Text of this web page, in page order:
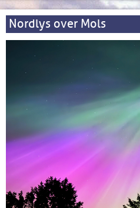
Nordlys over Mols